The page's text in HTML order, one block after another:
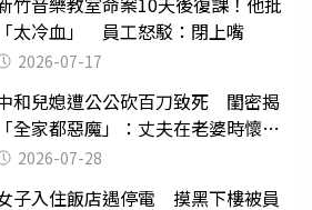
「太冷血」 員工怒駁：閉上嘴
2026-07-17
和兒媳遭公公砍百刀致死 閨密揭
「全家都惡魔」：丈夫在老婆時懷孕
東西
2026-07-28
子入住飯店遇停電 摸黑下樓被員